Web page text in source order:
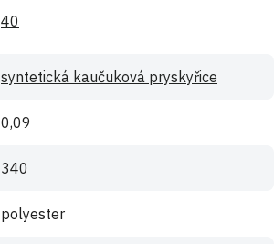
40
syntetická kaučuková pryskyřice
0,09
340
polyester